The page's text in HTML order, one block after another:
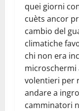
quei giorni
cuèts ancor
cambio del
climatiche
chi non era
microschermi
volentieri per
andare a
camminatori